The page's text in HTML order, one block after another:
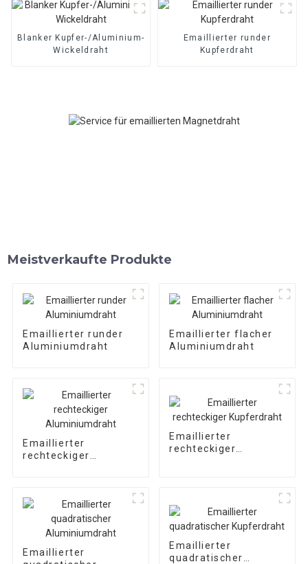
Blanker Kupfer-/Aluminium-
Wickeldraht
Emaillierter runder
Kupferdraht
Meistverkaufte Produkte
Emaillierter runder
Aluminiumdraht
Emaillierter flacher
Aluminiumdraht
Emaillierter
rechteckiger
Emaillierter
rechteckiger
Emaillierter
Emaillierter
quadratischer